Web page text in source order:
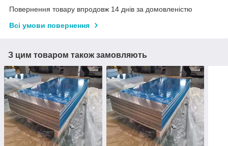
Повернення товару впродовж 14 днів за домовленістю
Всі умови повернення
З цим товаром також замовляють